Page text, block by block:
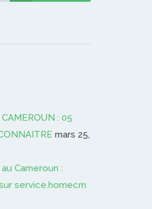
: 05
mars 25,
Cameroun :
service.homecm